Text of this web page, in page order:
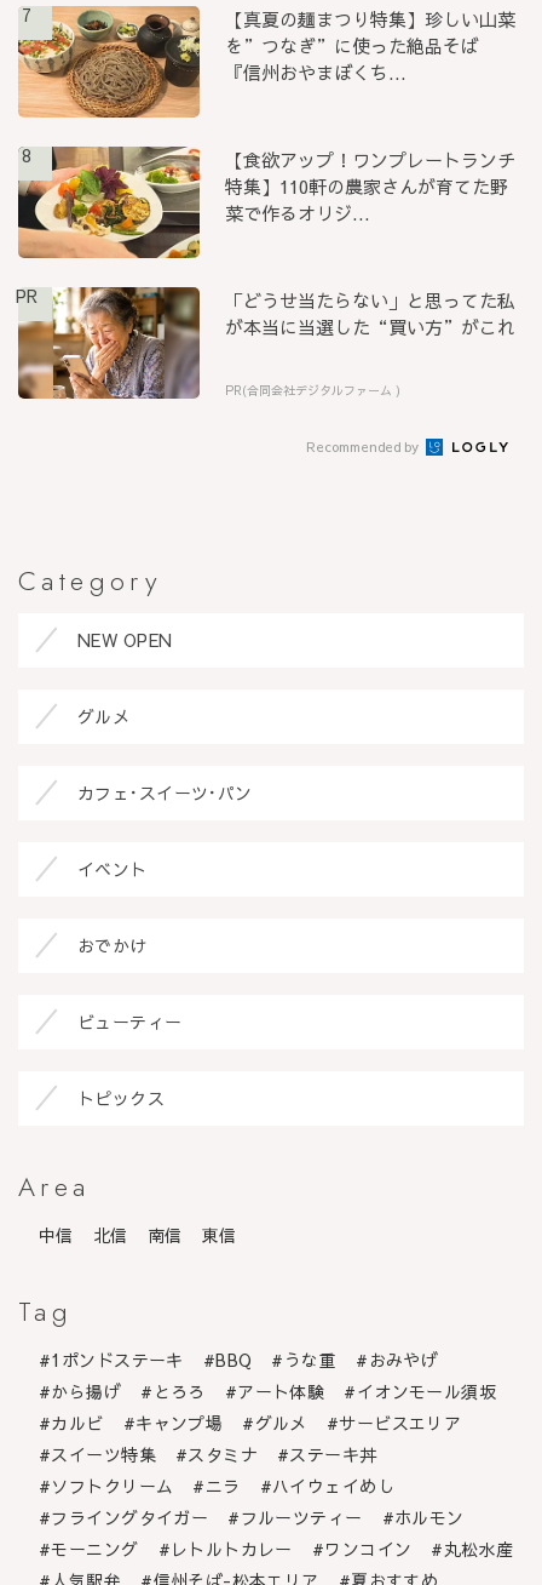
7
【真夏の麺まつり特集】珍しい山菜
を”つなぎ”に使った絶品そば
『信州おやまぼくち...
8
【食欲アップ！ワンプレートランチ
特集】110軒の農家さんが育てた野
菜で作るオリジ...
PR
「どうせ当たらない」と思ってた私
が本当に当選した“買い方”がこれ
PR(合同会社デジタルファーム )
Recommended by
Category
NEW OPEN
グルメ
カフェ･スイーツ･パン
イベント
おでかけ
ビューティー
トピックス
Area
中信 北信 南信 東信
Tag
1ポンドステーキ BBQ うな重
おみやげ
から揚げ
とろろ アート体験
イオンモール須坂
カルビ
キャンプ場 グルメ
サービスエリア
スイーツ特集
スタミナ
ステーキ丼
ソフトクリーム
ニラ
ハイウェイめし
フライングタイガー
フルーツティー
ホルモン
モーニング
レトルトカレー ワンコイン
丸松水産